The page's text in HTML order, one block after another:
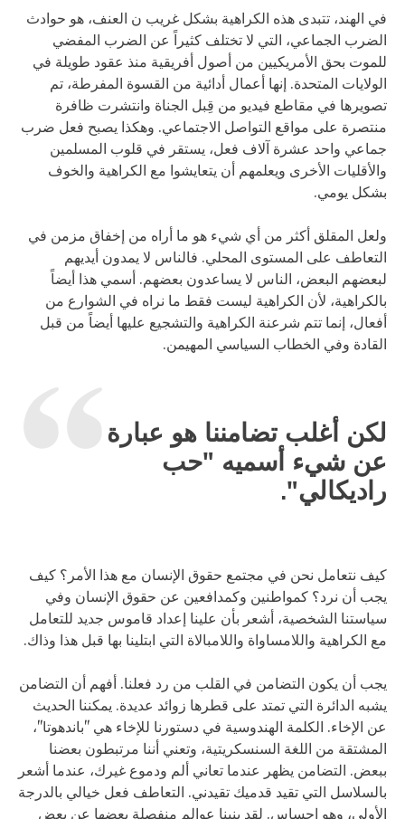
في الهند، تتبدى هذه الكراهية بشكل غريب ن العنف، هو حوادث
الضرب الجماعي، التي لا تختلف كثيراً عن الضرب المفضي
للموت بحق الأمريكيين من أصول أفريقية منذ عقود طويلة في
الولايات المتحدة. إنها أعمال أدائية من القسوة المفرطة، تم
تصويرها في مقاطع فيديو من قِبل الجناة وانتشرت ظافرة
منتصرة على مواقع التواصل الاجتماعي. وهكذا يصبح فعل ضرب
جماعي واحد عشرة آلاف فعل، يستقر في قلوب المسلمين
والأقليات الأخرى ويعلمهم أن يتعايشوا مع الكراهية والخوف
بشكل يومي.
ولعل المقلق أكثر من أي شيء هو ما أراه من إخفاق مزمن في
التعاطف على المستوى المحلي. فالناس لا يمدون أيديهم
لبعضهم البعض، الناس لا يساعدون بعضهم. أسمي هذا أيضاً
بالكراهية، لأن الكراهية ليست فقط ما نراه في الشوارع من
أفعال، إنما تتم شرعنة الكراهية والتشجيع عليها أيضاً من قبل
القادة وفي الخطاب السياسي المهيمن.
لكن أغلب تضامننا هو عبارة
عن شيء أسميه "حب
راديكالي".
كيف نتعامل نحن في مجتمع حقوق الإنسان مع هذا الأمر؟ كيف
يجب أن نرد؟ كمواطنين وكمدافعين عن حقوق الإنسان وفي
سياستنا الشخصية، أشعر بأن علينا إعداد قاموس جديد للتعامل
مع الكراهية واللامساواة واللامبالاة التي ابتلينا بها قبل هذا وذاك.
يجب أن يكون التضامن في القلب من رد فعلنا. أفهم أن التضامن
يشبه الدائرة التي تمتد على قطرها زوائد عديدة. يمكننا الحديث
عن الإخاء. الكلمة الهندوسية في دستورنا للإخاء هي "باندهوتا"،
المشتقة من اللغة السنسكريتية، وتعني أننا مرتبطون بعضنا
ببعض. التضامن يظهر عندما تعاني ألم ودموع غيرك، عندما أشعر
بالسلاسل التي تقيد قدميك تقيدني. التعاطف فعل خيالي بالدرجة
الأولى، وهو إحساس. لقد بنينا عوالم منفصلة بعضها عن بعض